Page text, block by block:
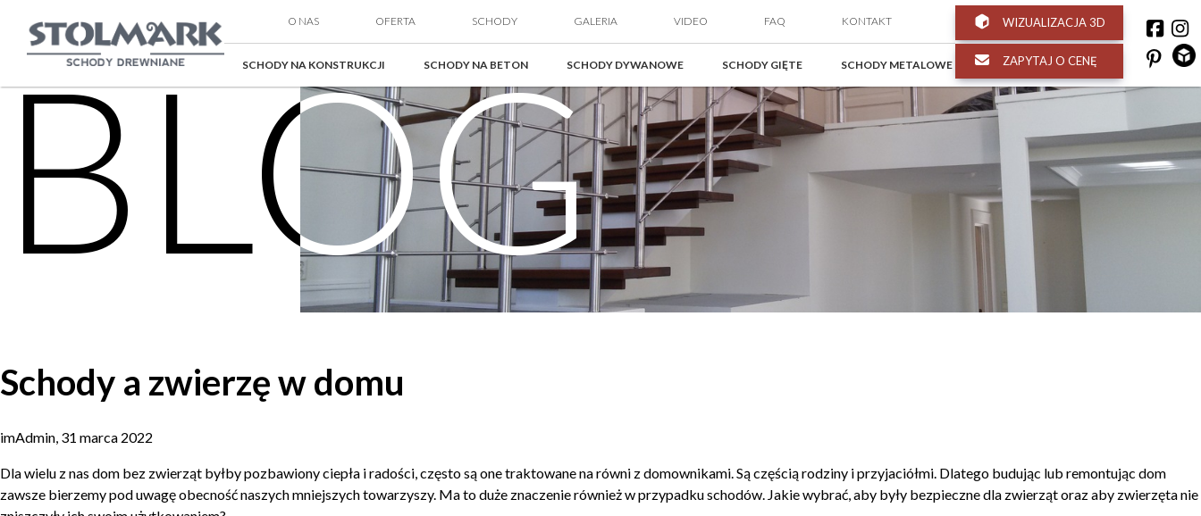
O NAS OFERTA SCHODY GALERIA VIDEO FAQ KONTAKT
SCHODY NA KONSTRUKCJI SCHODY NA BETON SCHODY DYWANOWE SCHODY GIĘTE SCHODY METALOWE
WIZUALIZACJA 3D
ZAPYTAJ O CENĘ
BLOG
Schody a zwierzę w domu
imAdmin, 31 marca 2022
Dla wielu z nas dom bez zwierząt byłby pozbawiony ciepła i radości, często są one traktowane na równi z domownikami. Są częścią rodziny i przyjaciółmi. Dlatego budując lub remontując dom
zawsze bierzemy pod uwagę obecność naszych mniejszych towarzyszy. Ma to duże znaczenie również w przypadku schodów. Jakie wybrać, aby były bezpieczne dla zwierząt oraz aby zwierzęta nie